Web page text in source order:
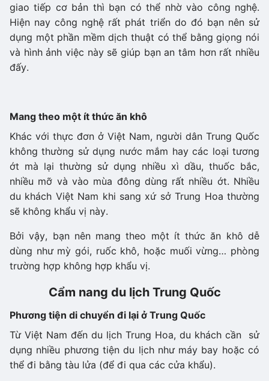
giao tiếp cơ bản thì bạn có thể nhờ vào công nghệ.
Hiện nay công nghệ rất phát triển do đó bạn nên sử
dụng một phần mềm dịch thuật có thể bằng giọng nói
và hình ảnh việc này sẽ giúp bạn an tâm hơn rất nhiều
đấy.
Mang theo một ít thức ăn khô
Khác với thực đơn ở Việt Nam, người dân Trung Quốc
không thường sử dụng nước mắm hay các loại tương
ớt mà lại thường sử dụng nhiều xì dầu, thuốc bắc,
nhiều mỡ và vào mùa đông dùng rất nhiều ớt. Nhiều
du khách Việt Nam khi sang xứ sở Trung Hoa thường
sẽ không khẩu vị này.
Bởi vậy, bạn nên mang theo một ít thức ăn khô dễ
dùng như mỳ gói, ruốc khô, hoặc muối vừng… phòng
trường hợp không hợp khẩu vị.
Cẩm nang du lịch Trung Quốc
Phương tiện di chuyển đi lại ở Trung Quốc
Từ Việt Nam đến du lịch Trung Hoa, du khách cần sử
dụng nhiều phương tiện du lịch như máy bay hoặc có
thể đi bằng tàu lửa (để đi qua các cửa khẩu).